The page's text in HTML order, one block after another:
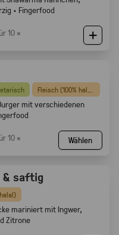
· Fingerfood
10 ×
mit verschiedenen
10 × Wählen
& saftig
mariniert mit Ingwer,
Zitrone